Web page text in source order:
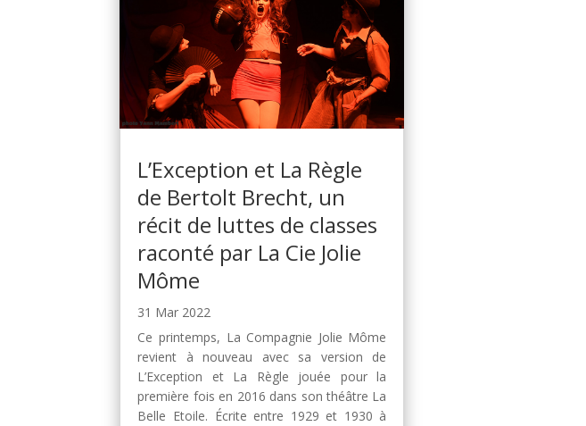
L’Exception et La Règle
de Bertolt Brecht, un
récit de luttes de classes
raconté par La Cie Jolie
Môme
31 Mar 2022
Ce printemps, La Compagnie Jolie Môme
revient à nouveau avec sa version de
L’Exception et La Règle jouée pour la
première fois en 2016 dans son théâtre La
Belle Etoile. Écrite entre 1929 et 1930 à